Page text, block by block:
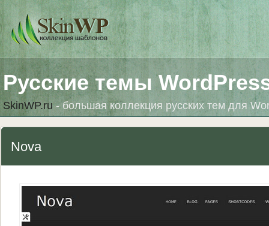
Русские темы
SkinWP.ru- большая коллекция русских тем для
Nova